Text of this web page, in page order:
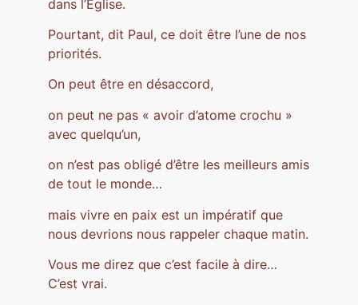
dans l’Église.
Pourtant, dit Paul, ce doit être l’une de nos
priorités.
On peut être en désaccord,
on peut ne pas « avoir d’atome crochu »
avec quelqu’un,
on n’est pas obligé d’être les meilleurs amis
de tout le monde…
mais vivre en paix est un impératif que
nous devrions nous rappeler chaque matin.
Vous me direz que c’est facile à dire…
C’est vrai.